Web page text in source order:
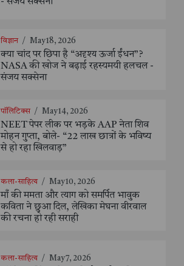
विज्ञान / May 18, 2026
क्या चांद पर छिपा है “अदृश्य ऊर्जा ईंधन”?
NASA की खोज ने बढ़ाई रहस्यमयी हलचल -
संजय सक्सेना
पॉलिटिक्स / May 14, 2026
NEET पेपर लीक पर भड़के AAP नेता शिव
मोहन गुप्ता, बोले- “22 लाख छात्रों के भविष्य
से हो रहा खिलवाड़”
कला-साहित्य / May 10, 2026
माँ की ममता और त्याग को समर्पित भावुक
कविता ने छुआ दिल, लेखिका मेघना वीरवाल
की रचना हो रही सराही
कला-साहित्य / May 7, 2026